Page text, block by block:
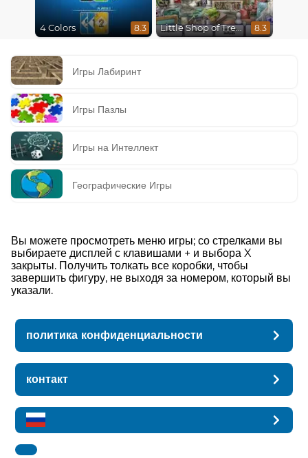
4 Colors 8.3 Little Shop of Treasures 8.3
Игры Лабиринт
Игры Пазлы
Игры на Интеллект
Географические Игры
Вы можете просмотреть меню игры; со стрелками вы
выбираете дисплей с клавишами + и выбора X
закрыты. Получить толкать все коробки, чтобы
завершить фигуру, не выходя за номером, который вы
указали.
политика конфиденциальности
контакт